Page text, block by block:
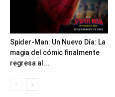
Spider-Man: Un Nuevo Día: La
magia del cómic finalmente
regresa al...